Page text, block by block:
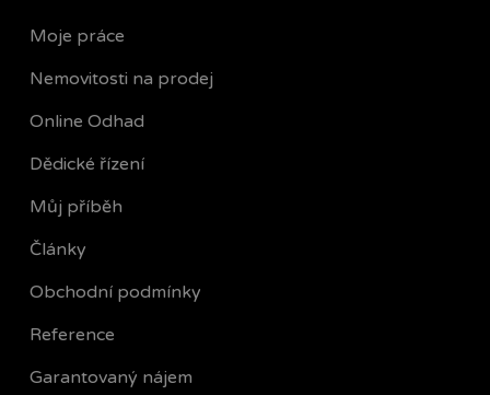
Moje práce
Nemovitosti na prodej
Online Odhad
Dědické řízení
Můj příběh
Články
Obchodní podmínky
Reference
Garantovaný nájem